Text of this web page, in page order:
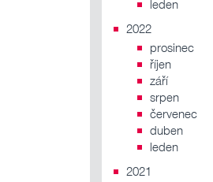
leden
2022
prosinec
říjen
září
srpen
červenec
duben
leden
2021